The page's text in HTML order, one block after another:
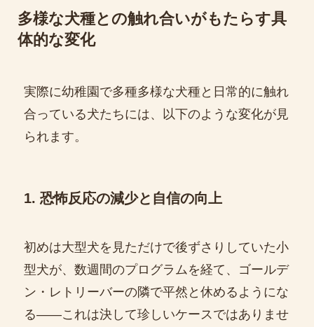
多様な犬種との触れ合いがもたらす具
体的な変化
実際に幼稚園で多種多様な犬種と日常的に触れ
合っている犬たちには、以下のような変化が見
られます。
1. 恐怖反応の減少と自信の向上
初めは大型犬を見ただけで後ずさりしていた小
型犬が、数週間のプログラムを経て、ゴールデ
ン・レトリーバーの隣で平然と休めるようにな
る――これは決して珍しいケースではありませ